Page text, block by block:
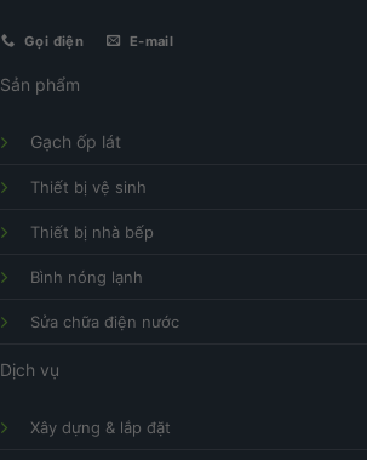
Gọi điện E-mail
Sản phẩm
Gạch ốp lát
Thiết bị vệ sinh
Thiết bị nhà bếp
Bình nóng lạnh
Sửa chữa điện nước
Dịch vụ
Xây dựng & lắp đặt